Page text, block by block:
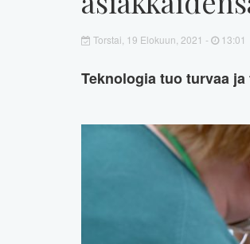
Torstai, 19 Elokuun, 2021 - 13:01
Teknologia tuo turvaa